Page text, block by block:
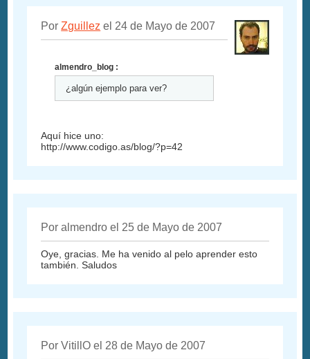
PorZguillez el 24 de Mayo de 2007
almendro_blog :
¿algún ejemplo para ver?
Aquí hice uno:
http://www.codigo.as/blog/?p=42
Por almendro el 25 de Mayo de 2007
Oye, gracias. Me ha venido al pelo aprender esto
también. Saludos
Por VitillO el 28 de Mayo de 2007